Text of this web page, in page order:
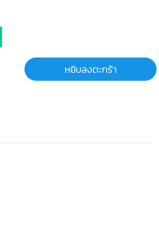
หยิบลงตะกร้า